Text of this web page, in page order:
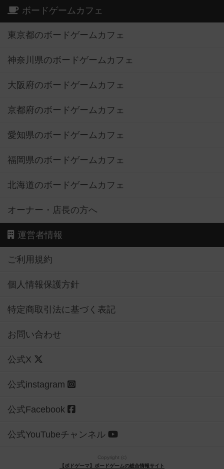
ボードゲームカフェ
東京都のボードゲームカフェ
神奈川県のボードゲームカフェ
大阪府のボードゲームカフェ
京都府のボードゲームカフェ
愛知県のボードゲームカフェ
福岡県のボードゲームカフェ
北海道のボードゲームカフェ
オーナー・店長の方へ
運営者情報
ご利用規約
個人情報保護方針
特定商取引法に基づく表記
お問い合わせ
公式X
公式instagram
公式Facebook
公式YouTubeチャンネル
Copyright (c)
【ボドゲーマ】ボードゲームの総合情報サイト